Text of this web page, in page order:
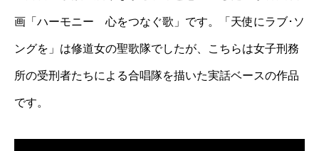
画「ハーモニー 心をつなぐ歌」です。「天使にラブ･ソ
ングを」は修道女の聖歌隊でしたが、こちらは女子刑務
所の受刑者たちによる合唱隊を描いた実話ベースの作品
です。